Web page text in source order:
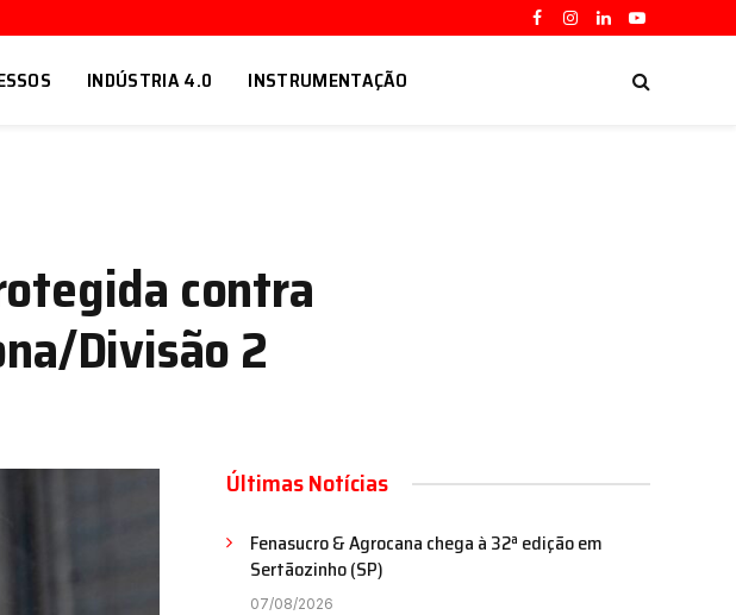
Facebook
Instagram
LinkedInYouTube
INDÚSTRIA 4.0 INSTRUMENTAÇÃO
contra
Divisão 2
Últimas Notícias
Fenasucro & Agrocana chega à 32ª edição em
Sertãozinho (SP)
07/08/2026